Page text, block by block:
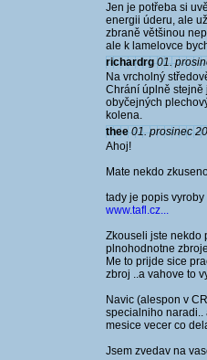
Jen je potřeba si
energii úderu, ale
zbraně většinou
ale k lamelovce
richardrg 01.
Na vrcholný
Chrání úplně stejně
obyčejných
kolena.
thee 01. prosinec
Ahoj!
Mate nekdo
tady je popis
www.tafl.cz...
Zkouseli jste nekdo
plnohodnotne
Me to prijde sice
zbroj ..a vahove to
Navic (alespon v
specialniho naradi..
mesice vecer co
Jsem zvedav na